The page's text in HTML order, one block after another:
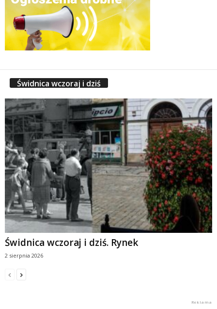
Świdnica wczoraj i dziś
Świdnica wczoraj i dziś. Rynek
2 sierpnia 2026